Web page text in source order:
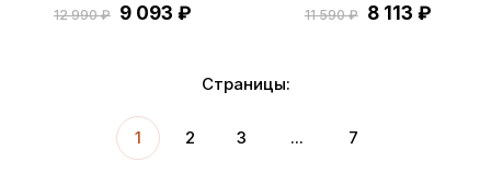
12 990 ₽ 9 093 ₽ 11 590 ₽ 8 113 ₽
Страницы:
1 2 3 ... 7